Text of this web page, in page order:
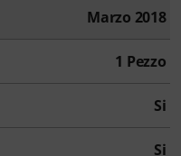
Marzo 2018
1 Pezzo
Si
Si